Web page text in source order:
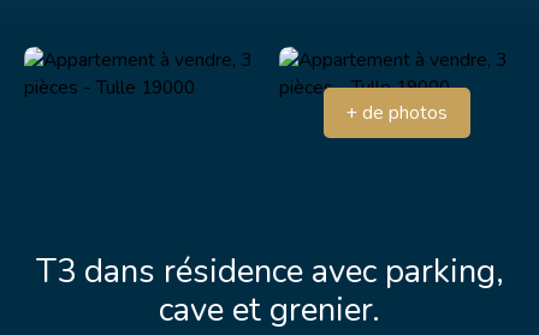
+ de photos
T3 dans résidence avec parking,
cave et grenier.